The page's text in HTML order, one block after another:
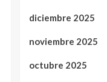
diciembre 2025
noviembre 2025
octubre 2025